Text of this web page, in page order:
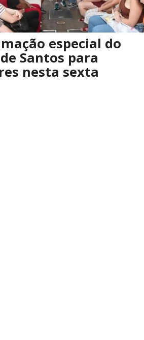
especial do
Santos para
nesta sexta